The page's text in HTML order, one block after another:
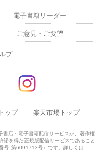
電子書籍リーダー
ご意見・ご要望
プ
ップ 楽天市場トップ
書店・電子書籍配信サービスが、著作権
諾を得た正規版配信サービスであること
号 第6091713号）です。詳しくは